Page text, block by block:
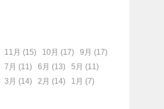
11月 (15) 10月 (17) 9月 (17)
7月 (11) 6月 (13) 5月 (11)
3月 (14) 2月 (14) 1月 (7)